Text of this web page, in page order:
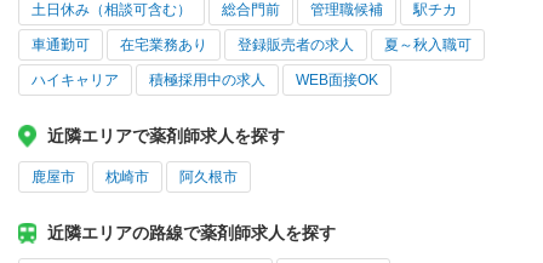
土日休み（相談可含む） 総合門前 管理職候補 駅チカ
車通勤可 在宅業務あり 登録販売者の求人 夏～秋入職可
ハイキャリア 積極採用中の求人 WEB面接OK
近隣エリアで薬剤師求人を探す
鹿屋市 枕崎市 阿久根市
近隣エリアの路線で薬剤師求人を探す